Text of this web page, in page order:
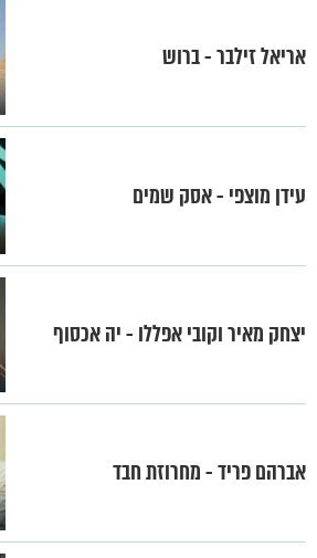
אריאל זילבר - ברוש
עידן מוצפי - אסק שמים
יצחק מאיר וקובי אפללו - יה אכסוף
אברהם פריד - מחרוזת חבד